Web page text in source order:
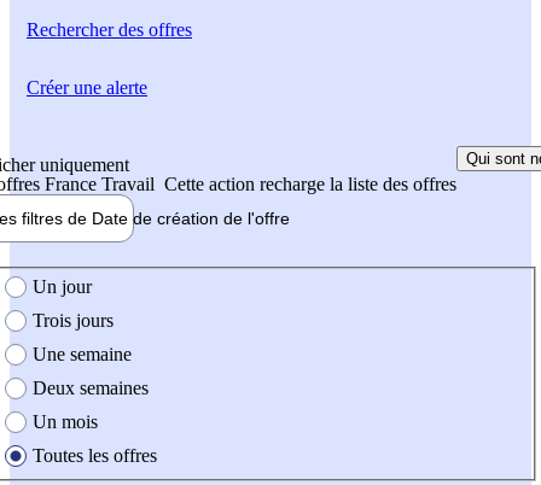
Rechercherdes offres
uniquement
France Travail Cette action recharge la liste des offres
Qui sont
filtres de Date de création de l'offre
création de l'offre
Un jour
Trois jours
Une semaine
Deux semaines
Un mois
Toutes les offres
Créer une alerte